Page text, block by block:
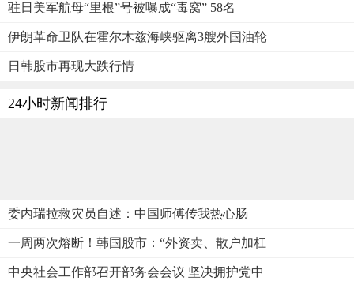
驻日美军航母“里根”号被曝成“毒窝” 58名
伊朗革命卫队在霍尔木兹海峡驱离3艘外国油轮
日韩股市再现大跌行情
24小时新闻排行
委内瑞拉救灾员自述：中国师傅传我热心肠
一周两次熔断！韩国股市：“外资卖、散户加杠
中央社会工作部召开部务会会议 坚决拥护党中